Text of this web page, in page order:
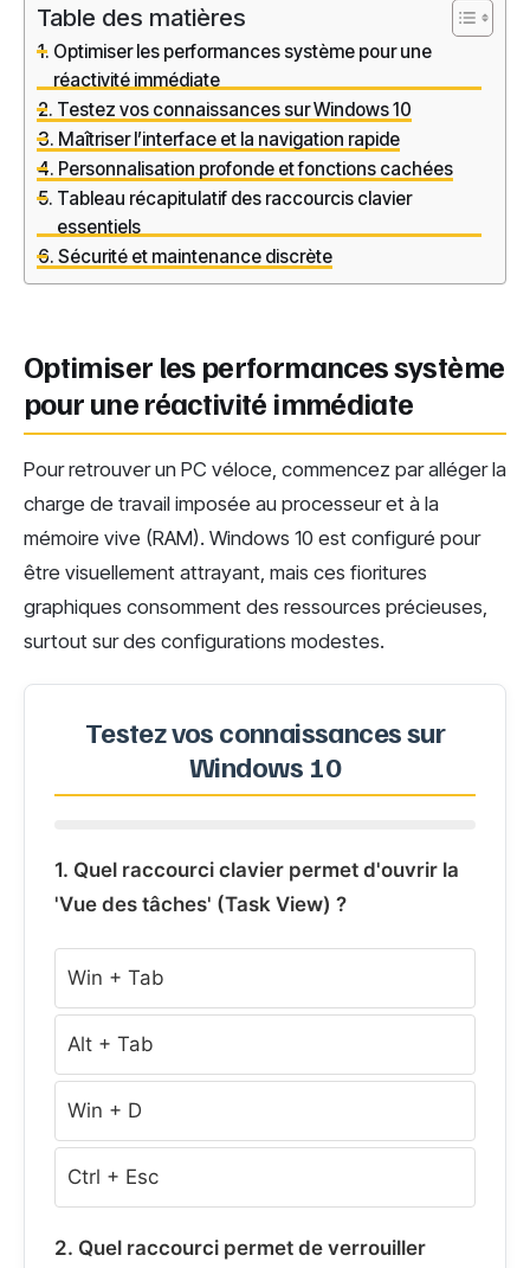
Table des matières
Optimiser les performances système pour une
réactivité immédiate
Testez vos connaissances sur Windows 10
Maîtriser l’interface et la navigation rapide
Personnalisation profonde et fonctions cachées
Tableau récapitulatif des raccourcis clavier
essentiels
Sécurité et maintenance discrète
Optimiser les performances système
pour une réactivité immédiate
Pour retrouver un PC véloce, commencez par alléger la
charge de travail imposée au processeur et à la
mémoire vive (RAM). Windows 10 est configuré pour
être visuellement attrayant, mais ces fioritures
graphiques consomment des ressources précieuses,
surtout sur des configurations modestes.
Testez vos connaissances sur
Windows 10
1. Quel raccourci clavier permet d'ouvrir la
'Vue des tâches' (Task View) ?
Win + Tab
Alt + Tab
Win + D
Ctrl + Esc
2. Quel raccourci permet de verrouiller